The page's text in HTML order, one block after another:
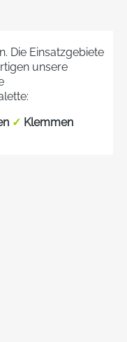
Die Einsatzgebiete
unsere
✓ Klemmen